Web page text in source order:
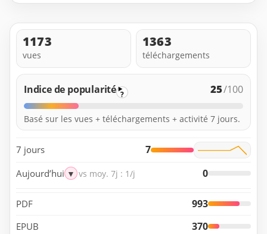
1173
vues
1363
téléchargements
Indice de popularité ? 25/100
Basé sur les vues + téléchargements + activité 7 jours.
7 jours 7
Aujourd’hui ▼ vs moy. 7j : 1/j 0
PDF 993
EPUB 370